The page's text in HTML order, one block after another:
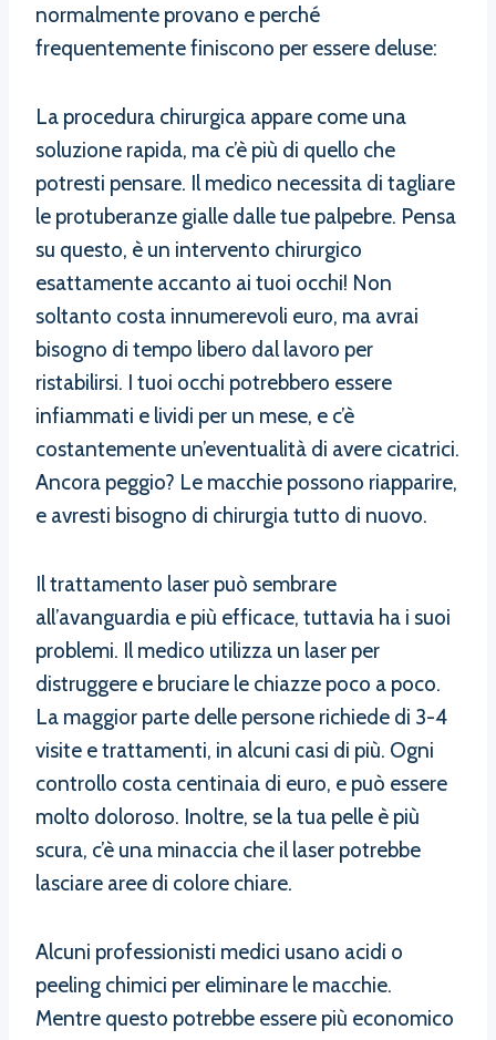
normalmente provano e perché
frequentemente finiscono per essere deluse:
La procedura chirurgica appare come una
soluzione rapida, ma c’è più di quello che
potresti pensare. Il medico necessita di tagliare
le protuberanze gialle dalle tue palpebre. Pensa
su questo, è un intervento chirurgico
esattamente accanto ai tuoi occhi! Non
soltanto costa innumerevoli euro, ma avrai
bisogno di tempo libero dal lavoro per
ristabilirsi. I tuoi occhi potrebbero essere
infiammati e lividi per un mese, e c’è
costantemente un’eventualità di avere cicatrici.
Ancora peggio? Le macchie possono riapparire,
e avresti bisogno di chirurgia tutto di nuovo.
Il trattamento laser può sembrare
all’avanguardia e più efficace, tuttavia ha i suoi
problemi. Il medico utilizza un laser per
distruggere e bruciare le chiazze poco a poco.
La maggior parte delle persone richiede di 3-4
visite e trattamenti, in alcuni casi di più. Ogni
controllo costa centinaia di euro, e può essere
molto doloroso. Inoltre, se la tua pelle è più
scura, c’è una minaccia che il laser potrebbe
lasciare aree di colore chiare.
Alcuni professionisti medici usano acidi o
peeling chimici per eliminare le macchie.
Mentre questo potrebbe essere più economico